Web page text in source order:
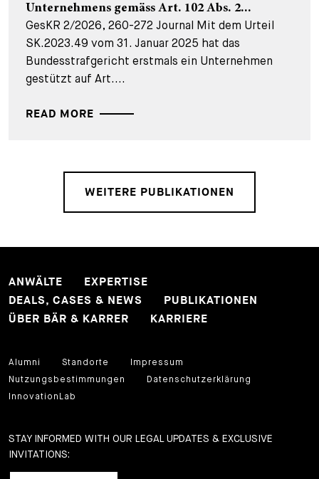
Unternehmens gemäss Art. 102 Abs. 2...
GesKR 2/2026, 260-272 Journal Mit dem Urteil
SK.2023.49 vom 31. Januar 2025 hat das
Bundesstrafgericht erstmals ein Unternehmen
gestützt auf Art....
READ MORE
WEITERE PUBLIKATIONEN
ANWÄLTE
EXPERTISE
DEALS, CASES & NEWS
PUBLIKATIONEN
ÜBER BÄR & KARRER
KARRIERE
Alumni Standorte
Impressum
Nutzungsbestimmungen
Datenschutzerklärung
InnovationLab
STAY INFORMED WITH OUR LEGAL UPDATES & EXCLUSIVE
INVITATIONS: